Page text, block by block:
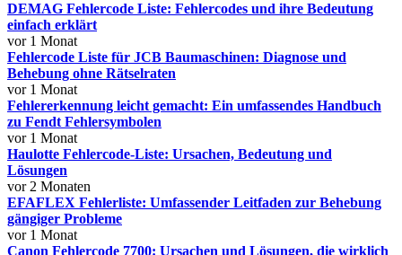
DEMAG Fehlercode Liste: Fehlercodes und ihre Bedeutung
einfach erklärt
vor 1 Monat
Fehlercode Liste für JCB Baumaschinen: Diagnose und
Behebung ohne Rätselraten
vor 1 Monat
Fehlererkennung leicht gemacht: Ein umfassendes Handbuch
zu Fendt Fehlersymbolen
vor 1 Monat
Haulotte Fehlercode-Liste: Ursachen, Bedeutung und
Lösungen
vor 2 Monaten
EFAFLEX Fehlerliste: Umfassender Leitfaden zur Behebung
gängiger Probleme
vor 1 Monat
Canon Fehlercode 7700: Ursachen und Lösungen, die wirklich